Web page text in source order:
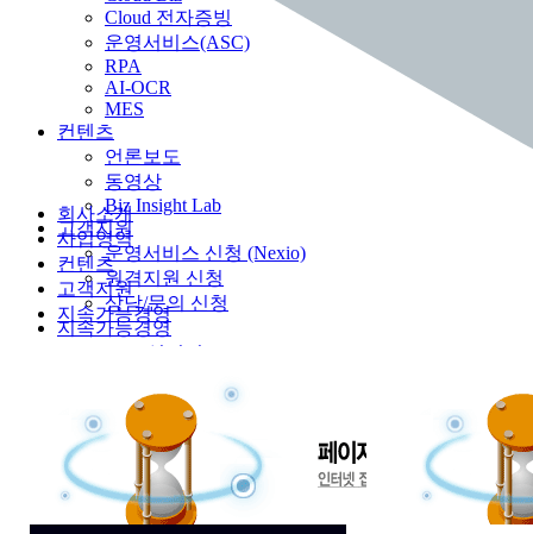
회사소개
사업영역
컨텐츠
고객지원
지속가능경영
Cloud 전자증빙
운영서비스(ASC)
RPA
AI-OCR
MES
컨텐츠
언론보도
동영상
Biz Insight Lab
고객지원
운영서비스 신청 (Nexio)
원격지원 신청
상담/문의 신청
지속가능경영
ESG 성명서
윤리경영
환경경영
안전보건경영
소통채널